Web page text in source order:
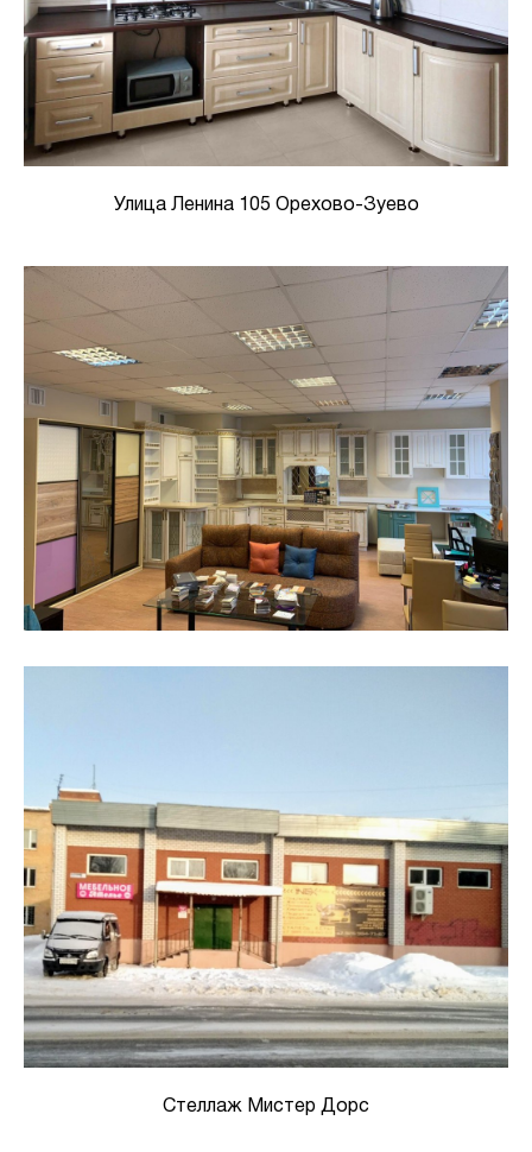
Улица Ленина 105 Орехово-Зуево
Стеллаж Мистер Дорс